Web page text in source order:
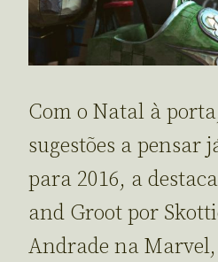
Com o Natal à
sugestões a pensar
para 2016, a
and Groot por
Andrade na